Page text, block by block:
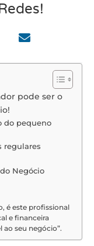
pode ser o
do pequeno
regulares
Negócio
é este profissional
e financeira
seu negócio”.